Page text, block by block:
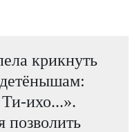
крикнуть
ихо...».
позволить